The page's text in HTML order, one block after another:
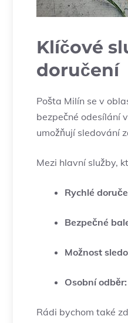
Klíčové
doručení
Pošta Milín se v
bezpečné odesílání
umožňují sledování
Mezi hlavní služby,
Rychlé
Bezpečné
Možnost
Osobní odběr:
Rádi bychom také